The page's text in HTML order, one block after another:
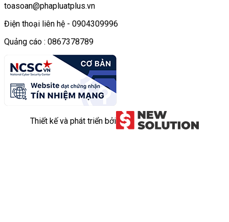
toasoan@phapluatplus.vn
Điện thoại liên hệ - 0904309996
Quảng cáo : 0867378789
Thiết kế và phát triển bởi